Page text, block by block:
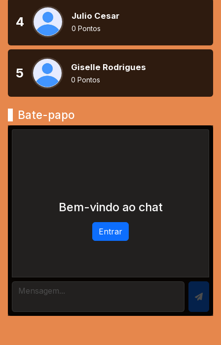
4 Julio Cesar
0 Pontos
5 Giselle Rodrigues
0 Pontos
Bate-papo
Bem-vindo ao chat
Entrar